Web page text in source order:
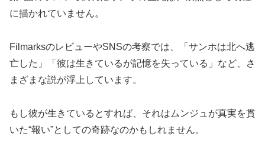
に描かれていません。
FilmarksのレビューやSNSの考察では、「サンホは北へ逃
亡した」「彼は生きているが記憶を失っている」など、さ
まざまな説が浮上しています。
もし彼が生きているとすれば、それはムンジュが真実を貫
いた“報い”としての奇跡なのかもしれません。